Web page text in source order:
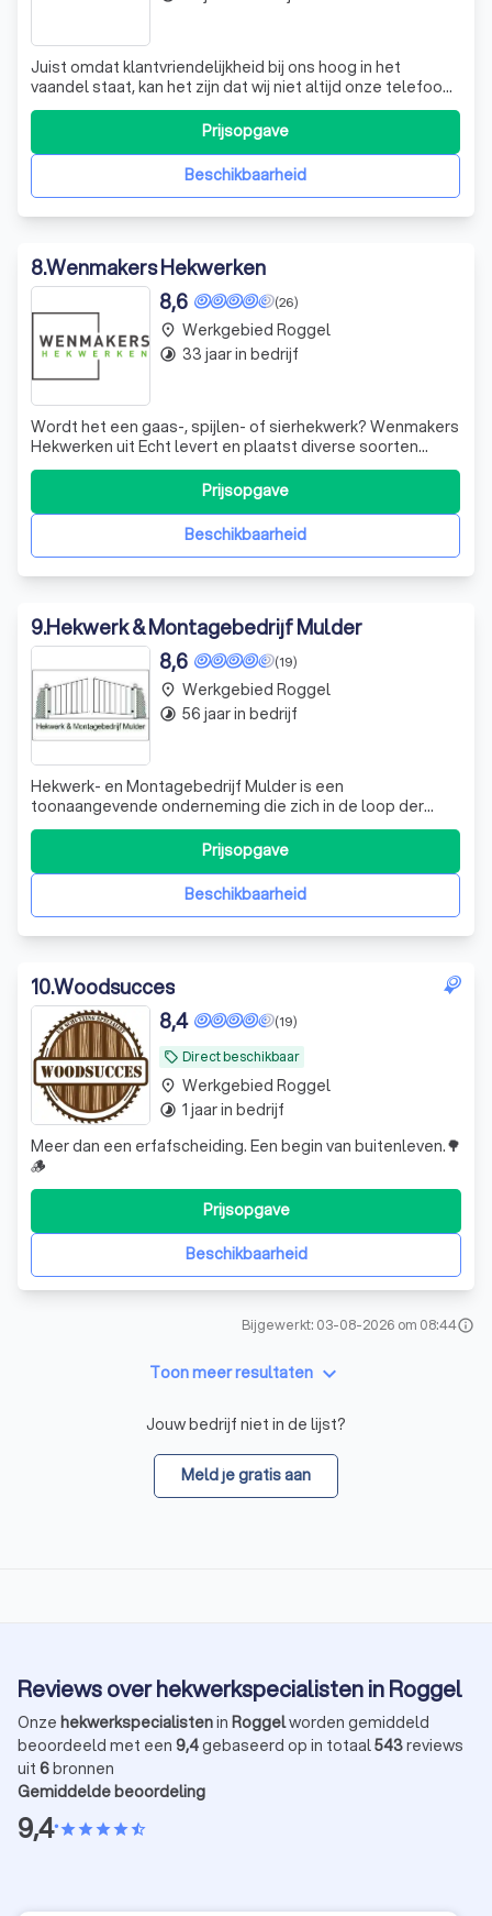
Juist omdat klantvriendelijkheid bij ons hoog in het
vaandel staat, kan het zijn dat wij niet altijd onze telefoon
kunnen beantwoorden. Hoogst waarschijnlijk zijn wij dan in
gesprek met een klant of zijn wij buiten de deur druk bezig
een werk te monteren.
Beschikbaarheid
Prijsopgave
8.Wenmakers Hekwerken
(26)
8,6
Wordt het een gaas-, spijlen- of sierhekwerk? Wenmakers
Hekwerken uit Echt levert en plaatst diverse soorten
hekwerken en poorten. Onze klantenkring bestaat uit
particulieren, scholen, sportverenigingen, bedrijven en
gemeentes. Al onze hekwerken en poorten zijn gemaakt
van hoogwaardige, duurzame ma
Beschikbaarheid
Prijsopgave
place Werkgebied Roggel
timelapse 33 jaar in bedrijf
9.Hekwerk & Montagebedrijf Mulder
(19)
8,6
Hekwerk- en Montagebedrijf Mulder is een
toonaangevende onderneming die zich in de loop der
jaren heeft ontwikkeld van een regionaal tot een
internationaal opererend hekwerkbedrijf. Wij bieden een
breed scala aan diensten, variërend van gaas- en
sierhekwerk tot industriële spijlenhekwerken. Daarnaas
Beschikbaarheid
Prijsopgave
place Werkgebied Roggel
timelapse 56 jaar in bedrijf
10.Woodsucces
local_offer Direct beschikbaar
(19)
8,4
Meer dan een erfafscheiding. Een begin van buitenleven.🌳
🪵
Beschikbaarheid
Prijsopgave
place Werkgebied Roggel
timelapse 1 jaar in bedrijf
Bijgewerkt: 03-08-2026 om 08:44info
Toon meer resultaten keyboard_arrow_down
Jouw bedrijf niet in de lijst?
Meld je gratis aan
Reviews over hekwerkspecialisten in Roggel
Onze hekwerkspecialistenin Roggelworden gemiddeld
beoordeeld met een 9,4gebaseerd op in totaal543reviews
uit 6bronnen
Gemiddelde beoordeling
9,4•starstarstarstarstar_half